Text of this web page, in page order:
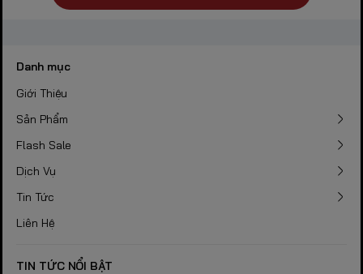
Danh mục
Giới Thiệu
Sản Phẩm
Flash Sale
Dịch Vụ
Tin Tức
Liên Hệ
TIN TỨC NỔI BẬT